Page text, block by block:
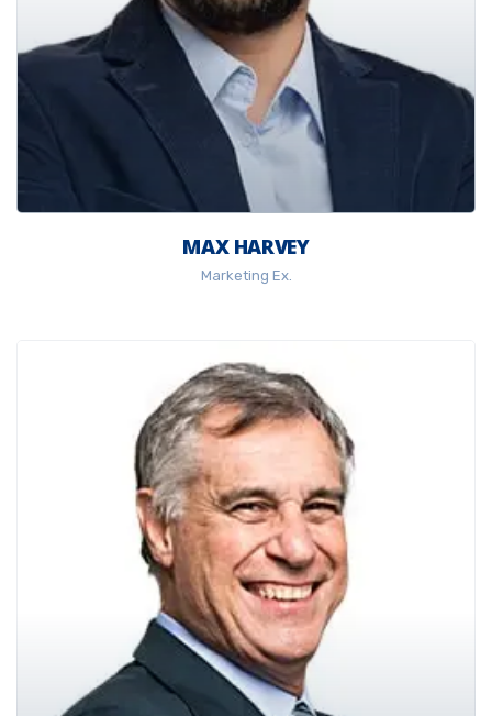
MAX HARVEY
Marketing Ex.